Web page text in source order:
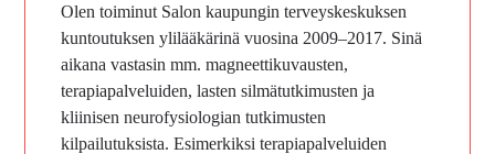
Olen toiminut Salon kaupungin terveyskeskuksen
kuntoutuksen ylilääkärinä vuosina 2009–2017. Sinä
aikana vastasin mm. magneettikuvausten,
terapiapalveluiden, lasten silmätutkimusten ja
kliinisen neurofysiologian tutkimusten
kilpailutuksista. Esimerkiksi terapiapalveluiden